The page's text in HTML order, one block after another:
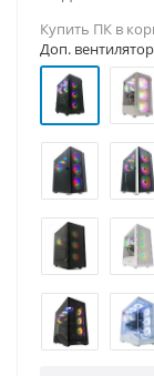
Купить ПК в
Доп.